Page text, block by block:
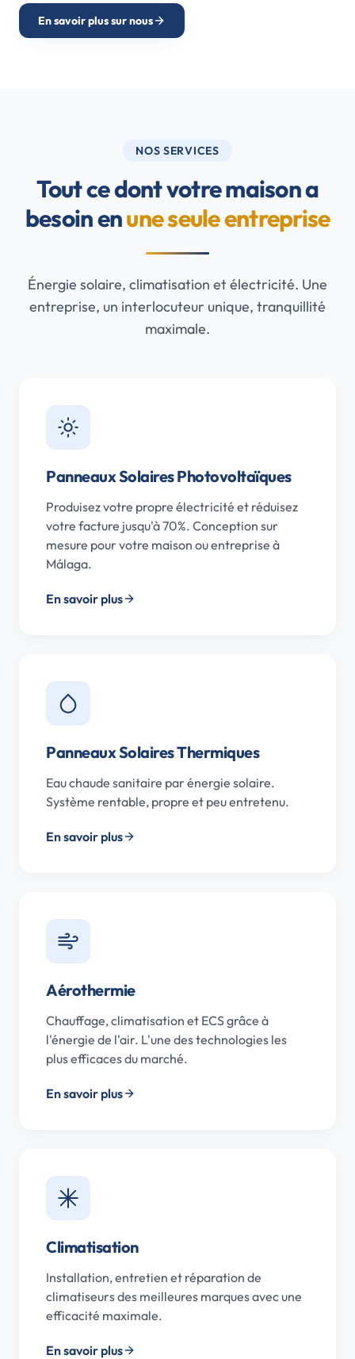
En savoir plus sur nous
NOS SERVICES
Tout ce dont votre maison a
besoin enune seule entreprise
Énergie solaire, climatisation et électricité. Une
entreprise, un interlocuteur unique, tranquillité
maximale.
Panneaux Solaires Photovoltaïques
Produisez votre propre électricité et réduisez
votre facture jusqu'à 70%. Conception sur
mesure pour votre maison ou entreprise à
Málaga.
En savoir plus
Panneaux Solaires Thermiques
Eau chaude sanitaire par énergie solaire.
Système rentable, propre et peu entretenu.
En savoir plus
Aérothermie
Chauffage, climatisation et ECS grâce à
l'énergie de l'air. L'une des technologies les
plus efficaces du marché.
En savoir plus
Climatisation
Installation, entretien et réparation de
climatiseurs des meilleures marques avec une
efficacité maximale.
En savoir plus